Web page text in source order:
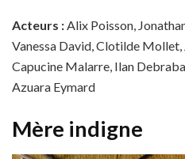
Acteurs : Alix Poisson,
Vanessa David, Clotilde
Capucine Malarre, Ilan
Azuara Eymard
Mère indigne